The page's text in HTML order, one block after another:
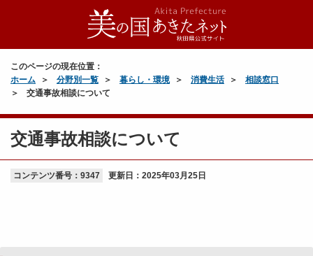
このページの現在位置：
ホーム
分野別一覧 暮らし・環境 消費生活
相談窓口
交通事故相談について
交通事故相談について
コンテンツ番号：9347 更新日： 2025年03月25日